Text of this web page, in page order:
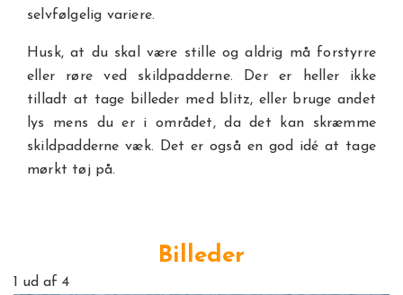
selvfølgelig variere.
Husk, at du skal være stille og aldrig må forstyrre
eller røre ved skildpadderne. Der er heller ikke
tilladt at tage billeder med blitz, eller bruge andet
lys mens du er i området, da det kan skræmme
skildpadderne væk. Det er også en god idé at tage
mørkt tøj på.
Billeder
1 ud af 4